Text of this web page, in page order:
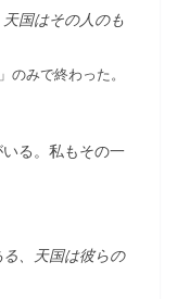
国はその人のも
みで終わった。
る。私もその一
、天国は彼らの